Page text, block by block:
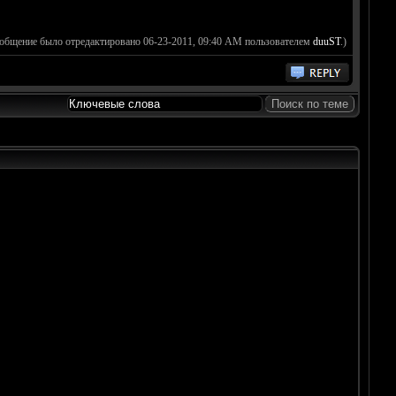
было отредактировано 06-23-2011, 09:40 AM пользователем duuST.)